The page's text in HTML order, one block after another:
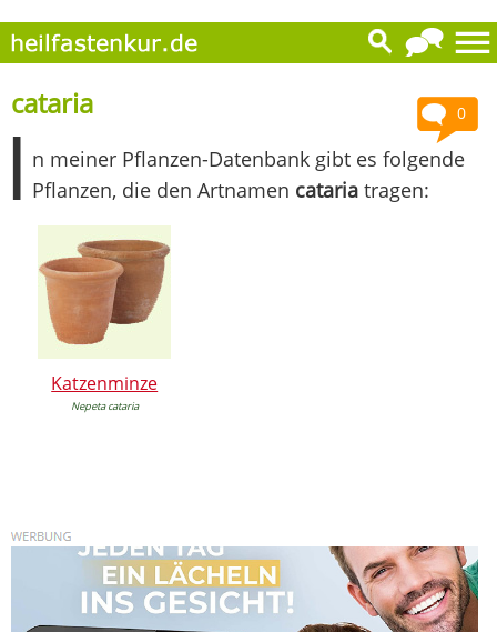
0
cataria
I n meiner Pflanzen-Datenbank gibt es folgende
Pflanzen, die den Artnamen cataria tragen:
Katzenminze
Nepeta cataria